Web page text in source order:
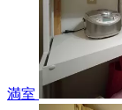
満室